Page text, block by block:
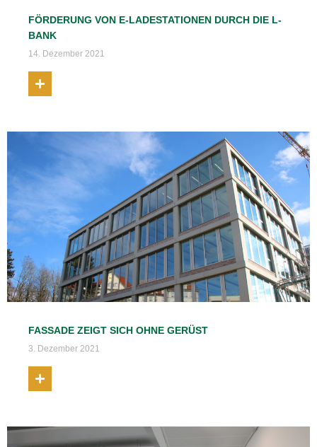
FÖRDERUNG VON E-LADESTATIONEN DURCH DIE L-
BANK
14. Dezember 2021
FASSADE ZEIGT SICH OHNE GERÜST
3. Dezember 2021